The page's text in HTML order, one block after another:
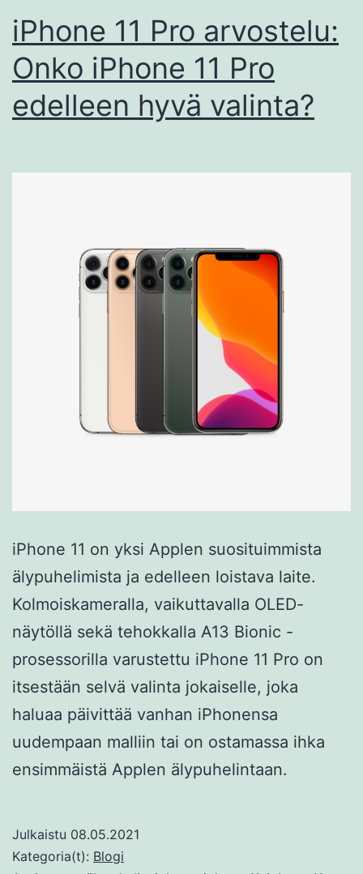
iPhone 11 Pro arvostelu:
Onko iPhone 11 Pro
edelleen hyvä valinta?
iPhone 11 on yksi Applen suosituimmista
älypuhelimista ja edelleen loistava laite.
Kolmoiskameralla, vaikuttavalla OLED-
näytöllä sekä tehokkalla A13 Bionic -
prosessorilla varustettu iPhone 11 Pro on
itsestään selvä valinta jokaiselle, joka
haluaa päivittää vanhan iPhonensa
uudempaan malliin tai on ostamassa ihka
ensimmäistä Applen älypuhelintaan.
Julkaistu 08.05.2021
Kategoria(t): Blogi